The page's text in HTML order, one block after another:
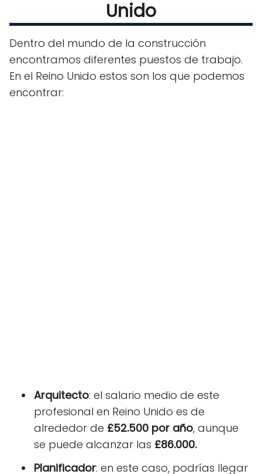
Unido
Dentro del mundo de la construcción
encontramos diferentes puestos de trabajo.
En el Reino Unido estos son los que podemos
encontrar:
Arquitecto: el salario medio de este
profesional en Reino Unido es de
alrededor de £52.500 por año, aunque
se puede alcanzar las £86.000.
Planificador: en este caso, podrías llegar